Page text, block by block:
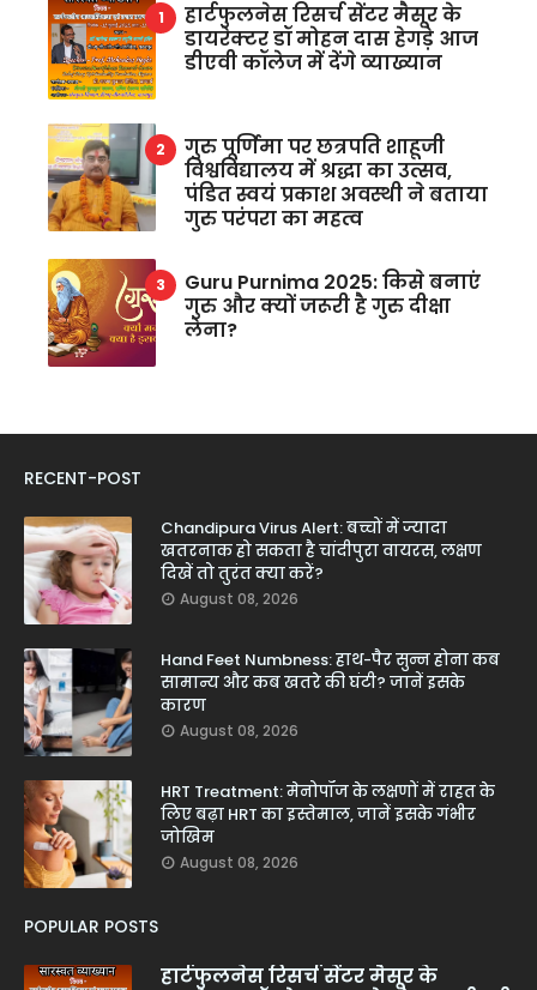
हार्टफुलनेस रिसर्च सेंटर मैसूर के
डायरेक्टर डॉ मोहन दास हेगड़े आज
डीएवी कॉलेज में देंगे व्याख्यान
गुरु पूर्णिमा पर छत्रपति शाहूजी
विश्वविद्यालय में श्रद्धा का उत्सव,
पंडित स्वयं प्रकाश अवस्थी ने बताया
गुरु परंपरा का महत्व
Guru Purnima 2025: किसे बनाएं
गुरु और क्यों जरूरी है गुरु दीक्षा
लेना?
RECENT-POST
Chandipura Virus Alert: बच्चों में ज्यादा
खतरनाक हो सकता है चांदीपुरा वायरस, लक्षण
दिखें तो तुरंत क्या करें?
August 08, 2026
Hand Feet Numbness: हाथ-पैर सुन्न होना कब
सामान्य और कब खतरे की घंटी? जानें इसके
कारण
August 08, 2026
HRT Treatment: मेनोपॉज के लक्षणों में राहत के
लिए बढ़ा HRT का इस्तेमाल, जानें इसके गंभीर
जोखिम
August 08, 2026
POPULAR POSTS
हार्टफुलनेस रिसर्च सेंटर मैसूर के